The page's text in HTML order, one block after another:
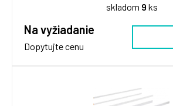
skladom 9 ks
Na vyžiadanie
Dopytujte cenu